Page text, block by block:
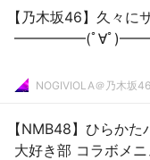
【乃木坂46】久々に
━━━━━(ﾟ∀ﾟ
NOGIVIOLA＠乃木坂
【NMB48】ひらか
大好き部 コラボメ